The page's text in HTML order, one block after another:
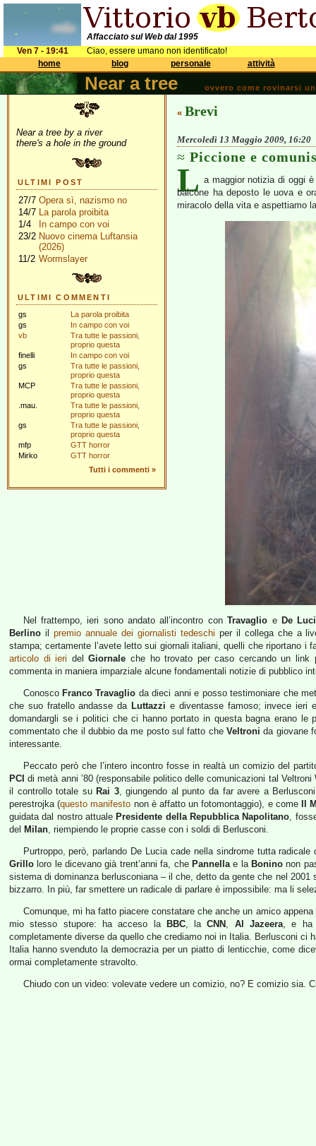
Affacciato sul Web dal 1995
Ven 7 - 19:41
Ciao, essere umano non identificato!
home
blog personale attività
Near a tree ovvero come rovinarsi
Near a tree by a river
there's a hole in the ground
ULTIMI POST
27/7 Opera sì, nazismo no
14/7 La parola proibita
1/4
In campo con voi
23/2 Nuovo cinema Luftansia
(2026)
11/2 Wormslayer
ULTIMI COMMENTI
gs
La parola proibita
gs
In campo con voi
vb
Tra tutte le passioni,
proprio questa
finelli
In campo con voi
gs
Tra tutte le passioni,
proprio questa
MCP
Tra tutte le passioni,
proprio questa
.mau.
Tra tutte le passioni,
proprio questa
gs
Tra tutte le passioni,
proprio questa
mfp
GTT horror
Mirko
GTT horror
Tutti i commenti »
« Brevi
Mercoledì 13 Maggio 2009, 16:20
Piccione e
L a maggior notizia di oggi
balcone ha deposto le uova e
miracolo della vita e aspettiamo
Nel frattempo, ieri sono andato all’incontro conTravaglio e De
Berlino il premio annuale dei giornalisti tedeschi per il collega che a
stampa; certamente l’avete letto sui giornali italiani, quelli che riportano i
articolo di ieri delGiornale che ho trovato per caso cercando un
commenta in maniera imparziale alcune fondamentali notizie di pubblico
Conosco Franco Travaglio da dieci anni e posso testimoniare che
che suo fratello andasse da Luttazzi e diventasse famoso; invece ieri
domandargli se i politici che ci hanno portato in questa bagna erano
commentato che il dubbio da me posto sul fatto che Veltroni da giovane
interessante.
Peccato però che l’intero incontro fosse in realtà un comizio del
PCI di metà anni ’80 (responsabile politico delle comunicazioni tal
il controllo totale su Rai 3, giungendo al punto da far avere a
perestrojka (questo manifesto non è affatto un fotomontaggio), e come
Il
guidata dal nostro attuale Presidente della Repubblica Napolitano,
del Milan, riempiendo le proprie casse con i soldi di Berlusconi.
Purtroppo, però, parlando De Lucia cade nella sindrome tutta
Grillo loro le dicevano già trent’anni fa, che Pannellae la Boninonon
sistema di dominanza berlusconiana – il che, detto da gente che nel
bizzarro. In più, far smettere un radicale di parlare è impossibile: ma li
Comunque, mi ha fatto piacere constatare che anche un amico
mio stesso stupore: ha acceso la BBC, laCNN , Al Jazeera, e ha
completamente diverse da quello che crediamo noi in Italia. Berlusconi ci
Italia hanno svenduto la democrazia per un piatto di lenticchie, come
ormai completamente stravolto.
Chiudo con un video: volevate vedere un comizio, no? E comizio sia.